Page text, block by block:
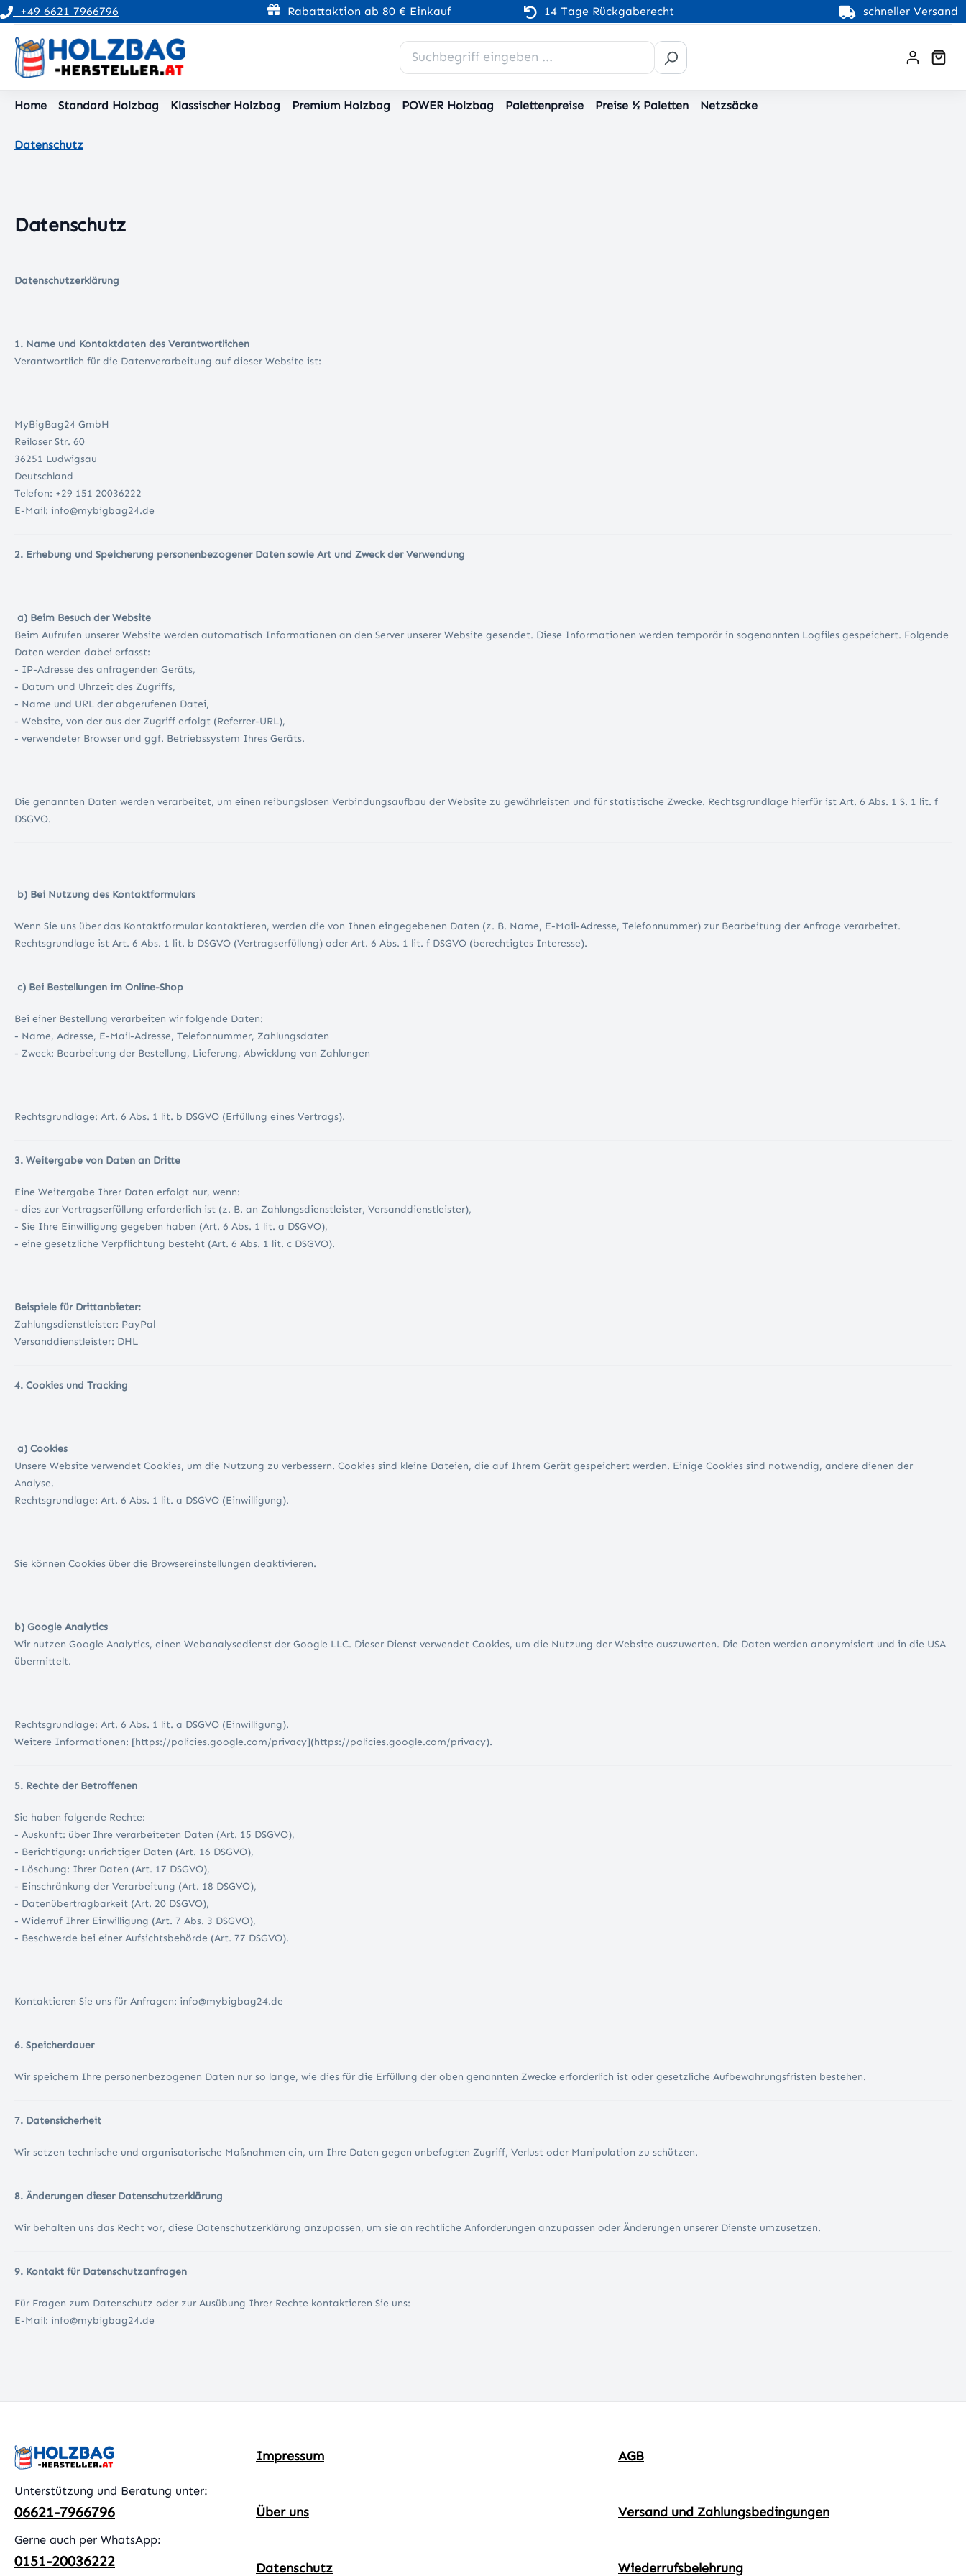
Zur Hauptnavigation springen
+49 6621 7966796 Rabattaktion ab 80 € Einkauf 14 Tage Rückgaberecht schneller Versand
Home Standard Holzbag Klassischer Holzbag Premium Holzbag POWER Holzbag Palettenpreise Preise ½ Paletten Netzsäcke
Datenschutz
Datenschutz
Datenschutzerklärung
1. Name und Kontaktdaten des Verantwortlichen
Verantwortlich für die Datenverarbeitung auf dieser Website ist:
MyBigBag24 GmbH
Reiloser Str. 60
36251 Ludwigsau
Deutschland
Telefon: +29 151 20036222
E-Mail: info@mybigbag24.de
2. Erhebung und Speicherung personenbezogener Daten sowie Art und Zweck der Verwendung
a) Beim Besuch der Website
Beim Aufrufen unserer Website werden automatisch Informationen an den Server unserer Website gesendet. Diese Informationen werden temporär in sogenannten Logfiles gespeichert. Folgende
Daten werden dabei erfasst:
- IP-Adresse des anfragenden Geräts,
- Datum und Uhrzeit des Zugriffs,
- Name und URL der abgerufenen Datei,
- Website, von der aus der Zugriff erfolgt (Referrer-URL),
- verwendeter Browser und ggf. Betriebssystem Ihres Geräts.
Die genannten Daten werden verarbeitet, um einen reibungslosen Verbindungsaufbau der Website zu gewährleisten und für statistische Zwecke. Rechtsgrundlage hierfür ist Art. 6 Abs. 1 S. 1 lit. f
DSGVO.
b) Bei Nutzung des Kontaktformulars
Wenn Sie uns über das Kontaktformular kontaktieren, werden die von Ihnen eingegebenen Daten (z. B. Name, E-Mail-Adresse, Telefonnummer) zur Bearbeitung der Anfrage verarbeitet.
Rechtsgrundlage ist Art. 6 Abs. 1 lit. b DSGVO (Vertragserfüllung) oder Art. 6 Abs. 1 lit. f DSGVO (berechtigtes Interesse).
c) Bei Bestellungen im Online-Shop
Bei einer Bestellung verarbeiten wir folgende Daten:
- Name, Adresse, E-Mail-Adresse, Telefonnummer, Zahlungsdaten
- Zweck: Bearbeitung der Bestellung, Lieferung, Abwicklung von Zahlungen
Rechtsgrundlage: Art. 6 Abs. 1 lit. b DSGVO (Erfüllung eines Vertrags).
3. Weitergabe von Daten an Dritte
Eine Weitergabe Ihrer Daten erfolgt nur, wenn:
- dies zur Vertragserfüllung erforderlich ist (z. B. an Zahlungsdienstleister, Versanddienstleister),
- Sie Ihre Einwilligung gegeben haben (Art. 6 Abs. 1 lit. a DSGVO),
- eine gesetzliche Verpflichtung besteht (Art. 6 Abs. 1 lit. c DSGVO).
Beispiele für Drittanbieter:
Zahlungsdienstleister: PayPal
Versanddienstleister: DHL
4. Cookies und Tracking
a) Cookies
Unsere Website verwendet Cookies, um die Nutzung zu verbessern. Cookies sind kleine Dateien, die auf Ihrem Gerät gespeichert werden. Einige Cookies sind notwendig, andere dienen der
Analyse.
Rechtsgrundlage: Art. 6 Abs. 1 lit. a DSGVO (Einwilligung).
Sie können Cookies über die Browsereinstellungen deaktivieren.
b) Google Analytics
Wir nutzen Google Analytics, einen Webanalysedienst der Google LLC. Dieser Dienst verwendet Cookies, um die Nutzung der Website auszuwerten. Die Daten werden anonymisiert und in die USA
übermittelt.
Rechtsgrundlage: Art. 6 Abs. 1 lit. a DSGVO (Einwilligung).
Weitere Informationen: [https://policies.google.com/privacy](https://policies.google.com/privacy).
5. Rechte der Betroffenen
Sie haben folgende Rechte:
- Auskunft: über Ihre verarbeiteten Daten (Art. 15 DSGVO),
- Berichtigung: unrichtiger Daten (Art. 16 DSGVO),
- Löschung: Ihrer Daten (Art. 17 DSGVO),
- Einschränkung der Verarbeitung (Art. 18 DSGVO),
- Datenübertragbarkeit (Art. 20 DSGVO),
- Widerruf Ihrer Einwilligung (Art. 7 Abs. 3 DSGVO),
- Beschwerde bei einer Aufsichtsbehörde (Art. 77 DSGVO).
Kontaktieren Sie uns für Anfragen: info@mybigbag24.de
6. Speicherdauer
Wir speichern Ihre personenbezogenen Daten nur so lange, wie dies für die Erfüllung der oben genannten Zwecke erforderlich ist oder gesetzliche Aufbewahrungsfristen bestehen.
7. Datensicherheit
Wir setzen technische und organisatorische Maßnahmen ein, um Ihre Daten gegen unbefugten Zugriff, Verlust oder Manipulation zu schützen.
8. Änderungen dieser Datenschutzerklärung
Wir behalten uns das Recht vor, diese Datenschutzerklärung anzupassen, um sie an rechtliche Anforderungen anzupassen oder Änderungen unserer Dienste umzusetzen.
9. Kontakt für Datenschutzanfragen
Für Fragen zum Datenschutz oder zur Ausübung Ihrer Rechte kontaktieren Sie uns:
E-Mail: info@mybigbag24.de
Unterstützung und Beratung unter:
06621-7966796
Gerne auch per WhatsApp:
0151-20036222
Impressum AGB
Über uns Versand und Zahlungsbedingungen
Datenschutz Wiederrufsbelehrung